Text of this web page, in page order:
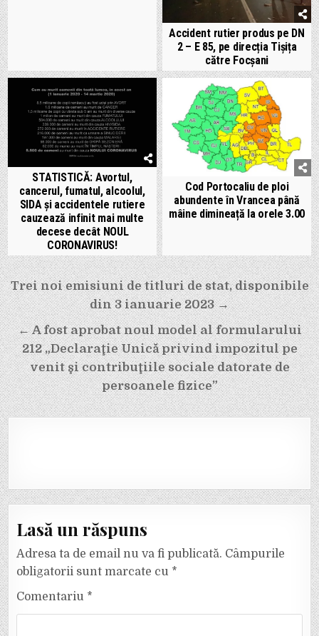
Accident rutier produs pe DN
2 – E 85, pe direcția Tișița
către Focșani
STATISTICĂ: Avortul,
cancerul, fumatul, alcoolul,
SIDA și accidentele rutiere
cauzează infinit mai multe
decese decât NOUL
CORONAVIRUS!
Cod Portocaliu de ploi
abundente în Vrancea până
mâine dimineață la orele 3.00
Navigare
în
articole
Trei noi emisiuni de titluri de stat, disponibile
din 3 ianuarie 2023 →
← A fost aprobat noul model al formularului
212 „Declaraţie Unică privind impozitul pe
venit şi contribuţiile sociale datorate de
persoanele fizice”
Lasă un răspuns
Adresa ta de email nu va fi publicată. Câmpurile
obligatorii sunt marcate cu *
Comentariu *